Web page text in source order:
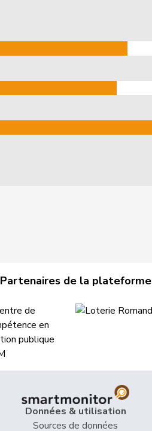
Partenaires de la plateforme
Données & utilisation
Sources de données